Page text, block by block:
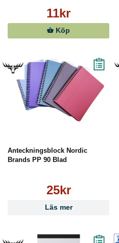
11kr
Köp
Anteckningsblock Nordic
Brands PP 90 Blad
25kr
Läs mer